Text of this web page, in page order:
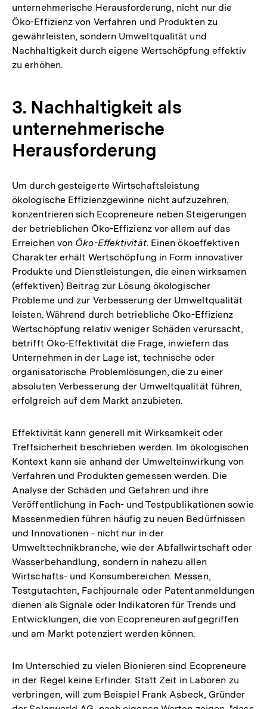
unternehmerische Herausforderung, nicht nur die
Öko-Effizienz von Verfahren und Produkten zu
gewährleisten, sondern Umweltqualität und
Nachhaltigkeit durch eigene Wertschöpfung effektiv
zu erhöhen.
3. Nachhaltigkeit als
unternehmerische
Herausforderung
Um durch gesteigerte Wirtschaftsleistung
ökologische Effizienzgewinne nicht aufzuzehren,
konzentrieren sich Ecopreneure neben Steigerungen
der betrieblichen Öko-Effizienz vor allem auf das
Erreichen von Öko-Effektivität. Einen ökoeffektiven
Charakter erhält Wertschöpfung in Form innovativer
Produkte und Dienstleistungen, die einen wirksamen
(effektiven) Beitrag zur Lösung ökologischer
Probleme und zur Verbesserung der Umweltqualität
leisten. Während durch betriebliche Öko-Effizienz
Wertschöpfung relativ weniger Schäden verursacht,
betrifft Öko-Effektivität die Frage, inwiefern das
Unternehmen in der Lage ist, technische oder
organisatorische Problemlösungen, die zu einer
absoluten Verbesserung der Umweltqualität führen,
erfolgreich auf dem Markt anzubieten.
Effektivität kann generell mit Wirksamkeit oder
Treffsicherheit beschrieben werden. Im ökologischen
Kontext kann sie anhand der Umwelteinwirkung von
Verfahren und Produkten gemessen werden. Die
Analyse der Schäden und Gefahren und ihre
Veröffentlichung in Fach- und Testpublikationen sowie
Massenmedien führen häufig zu neuen Bedürfnissen
und Innovationen - nicht nur in der
Umwelttechnikbranche, wie der Abfallwirtschaft oder
Wasserbehandlung, sondern in nahezu allen
Wirtschafts- und Konsumbereichen. Messen,
Testgutachten, Fachjournale oder Patentanmeldungen
dienen als Signale oder Indikatoren für Trends und
Entwicklungen, die von Ecopreneuren aufgegriffen
und am Markt potenziert werden können.
Im Unterschied zu vielen Bionieren sind Ecopreneure
in der Regel keine Erfinder. Statt Zeit in Laboren zu
verbringen, will zum Beispiel Frank Asbeck, GründerZum